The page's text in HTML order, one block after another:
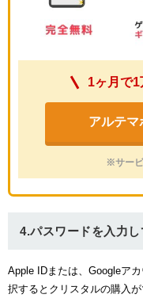
1ヶ月で
アルテマ
※サー
4.パスワードを入力し
Apple IDまたは、Googleア
択するとクリスタルの購入が